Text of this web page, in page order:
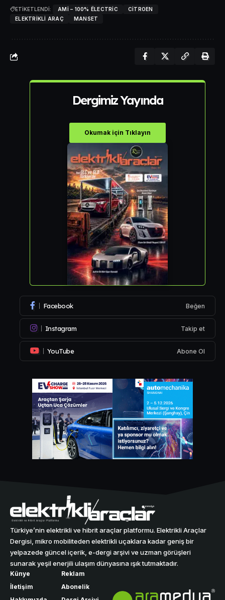
ETİKETLENDİ: AMI – 100% ËLECTRIC
CITROEN
ELEKTRIKLI ARAÇ
MANSET
Dergimiz Yayında
Okumak için Tıklayın
Facebook Beğen
Instagram Takip et
YouTube Abone Ol
Türkiye’nin elektrikli ve hibrit araçlar platformu. Elektrikli Araçlar
Dergisi, mikro mobiliteden elektrikli uçaklara kadar geniş bir
yelpazede güncel içerik, e-dergi arşivi ve uzman görüşleri
sunarak yeşil enerjili ulaşım dünyasına ışık tutmaktadır.
Künye
İletişim
Reklam
Abonelik